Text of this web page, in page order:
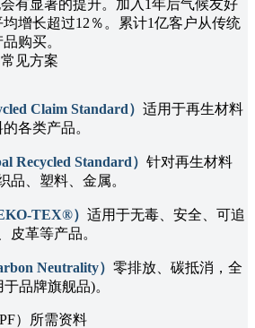
有显著的提升。加入1年后气候友好
增长超过12％。累计1亿客户从传统
购买。
见方案
Claim Standard） 适用于再生材料
各类产品。
Recycled Standard） 针对再生材料
品、塑料、金属。
TEX®） 适用于无毒、安全、可追
皮革等产品。
Neutrality） 零排放、碳抵消，全
品牌旗舰品)。
）所需资料